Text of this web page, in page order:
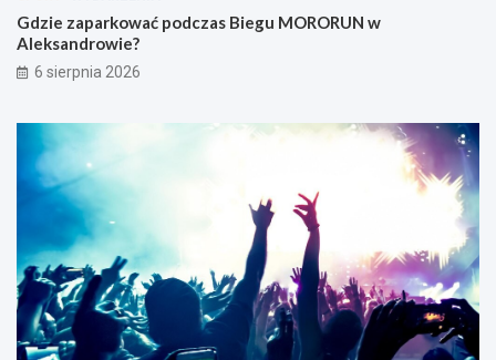
Gdzie zaparkować podczas Biegu MORORUN w
Aleksandrowie?
6 sierpnia 2026